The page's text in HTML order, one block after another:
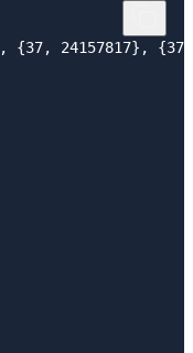
{37, 24157817},